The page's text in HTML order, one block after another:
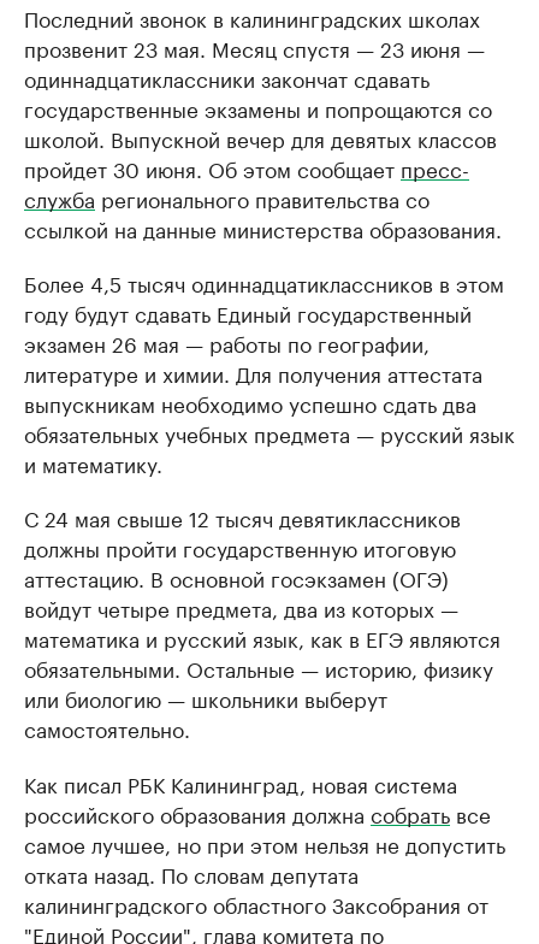
Последний звонок в калининградских школах
прозвенит 23 мая. Месяц спустя — 23 июня —
одиннадцатиклассники закончат сдавать
государственные экзамены и попрощаются со
школой. Выпускной вечер для девятых классов
пройдет 30 июня. Об этом сообщает пресс-
служба регионального правительства со
ссылкой на данные министерства образования.
Более 4,5 тысяч одиннадцатиклассников в этом
году будут сдавать Единый государственный
экзамен 26 мая — работы по географии,
литературе и химии. Для получения аттестата
выпускникам необходимо успешно сдать два
обязательных учебных предмета — русский язык
и математику.
С 24 мая свыше 12 тысяч девятиклассников
должны пройти государственную итоговую
аттестацию. В основной госэкзамен (ОГЭ)
войдут четыре предмета, два из которых —
математика и русский язык, как в ЕГЭ являются
обязательными. Остальные — историю, физику
или биологию — школьники выберут
самостоятельно.
Как писал РБК Калининград, новая система
российского образования должна собрать все
самое лучшее, но при этом нельзя не допустить
отката назад. По словам депутата
калининградского областного Заксобрания от
"Единой России", глава комитета по